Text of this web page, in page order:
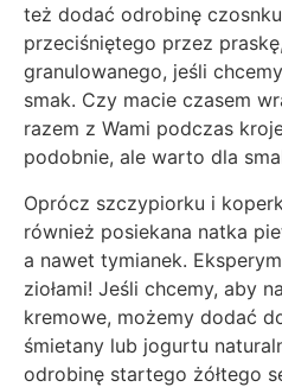
też dodać odrobinę
przeciśniętego przez
granulowanego, jeśli
smak. Czy macie czasem
razem z Wami podczas
podobnie, ale warto dla
Oprócz szczypiorku i
również posiekana natka
a nawet tymianek.
ziołami! Jeśli chcemy, aby
kremowe, możemy dodać
śmietany lub jogurtu
odrobinę startego żółtego